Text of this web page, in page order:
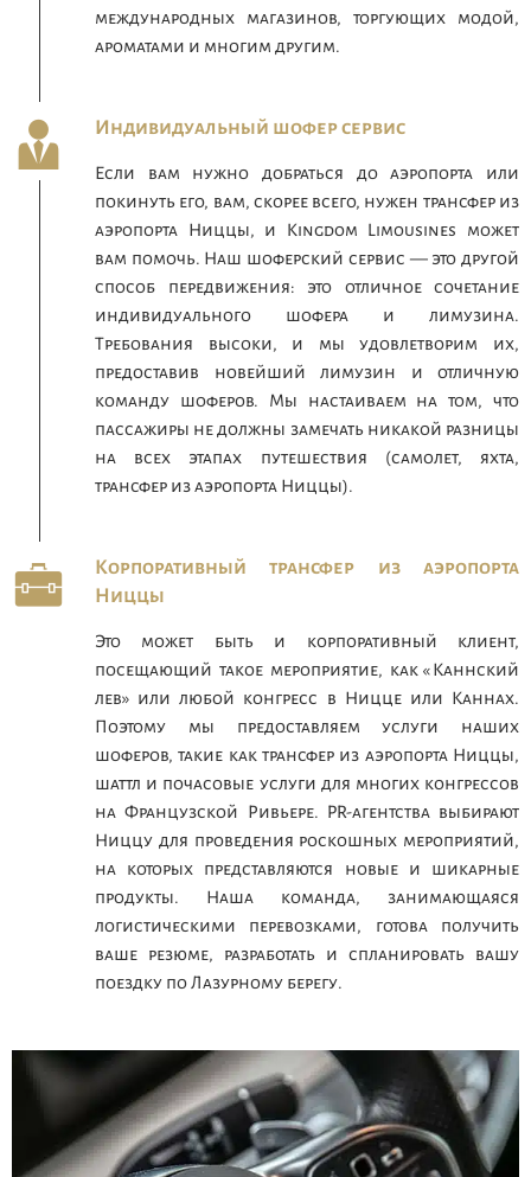
международных магазинов, торгующих модой,
ароматами и многим другим.
Индивидуальный шофер сервис
Если вам нужно добраться до аэропорта или
покинуть его, вам, скорее всего, нужен трансфер из
аэропорта Ниццы, и Kingdom Limousines может
вам помочь. Наш шоферский сервис — это другой
способ передвижения: это отличное сочетание
индивидуального шофера и лимузина.
Требования высоки, и мы удовлетворим их,
предоставив новейший лимузин и отличную
команду шоферов. Мы настаиваем на том, что
пассажиры не должны замечать никакой разницы
на всех этапах путешествия (самолет, яхта,
трансфер из аэропорта Ниццы).
Корпоративный трансфер из аэропорта
Ниццы
Это может быть и корпоративный клиент,
посещающий такое мероприятие, как «Каннский
лев» или любой конгресс в Ницце или Каннах.
Поэтому мы предоставляем услуги наших
шоферов, такие как трансфер из аэропорта Ниццы,
шаттл и почасовые услуги для многих конгрессов
на Французской Ривьере. PR-агентства выбирают
Ниццу для проведения роскошных мероприятий,
на которых представляются новые и шикарные
продукты. Наша команда, занимающаяся
логистическими перевозками, готова получить
ваше резюме, разработать и спланировать вашу
поездку по Лазурному берегу.